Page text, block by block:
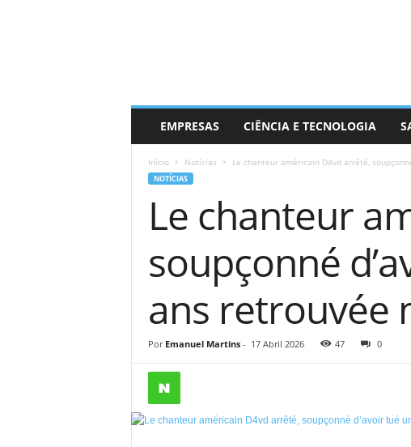
EMPRESAS CIÊNCIA E TECNOLOGIA
Início Notícias Le chanteur américain D4vd arrêté,
NOTÍCIAS
Le chanteur
soupçonné
ans retrouvée
Por Emanuel Martins- 17 Abril 2026 47 0